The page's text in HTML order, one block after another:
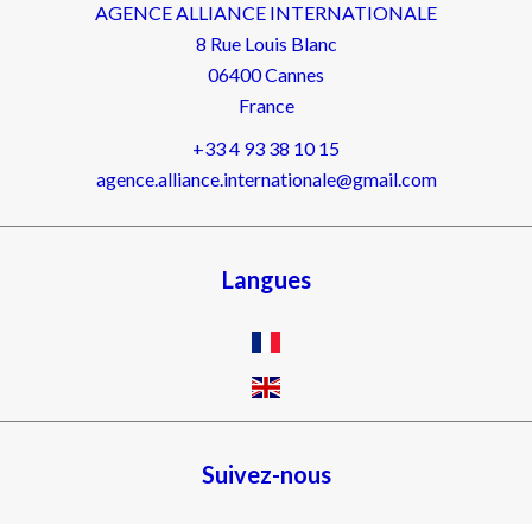
AGENCE ALLIANCE INTERNATIONALE
8 Rue Louis Blanc
06400Cannes
France
+33 4 93 38 10 15
agence.alliance.internationale@gmail.com
Langues
Suivez-nous